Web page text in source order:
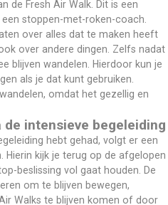
de Fresh Air Walk. Dit is een
stoppen-met-roken-coach.
over alles dat te maken heeft
over andere dingen. Zelfs nadat
blijven wandelen. Hierdoor kun je
als je dat kunt gebruiken.
omdat het gezellig en
de intensieve begeleiding
hebt gehad, volgt er een
Hierin kijk je terug op de afgelopen
beslissing vol gaat houden. De
om te blijven bewegen,
Walks te blijven komen of door